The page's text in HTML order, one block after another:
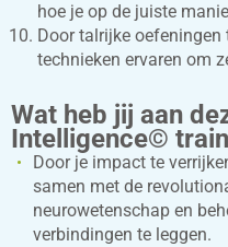
hoe je op de juiste
Door talrijke oefeningen
technieken ervaren om
Wat heb jij aan
Intelligence©
Door je impact te
samen met de
neurowetenschap en
verbindingen te leggen.